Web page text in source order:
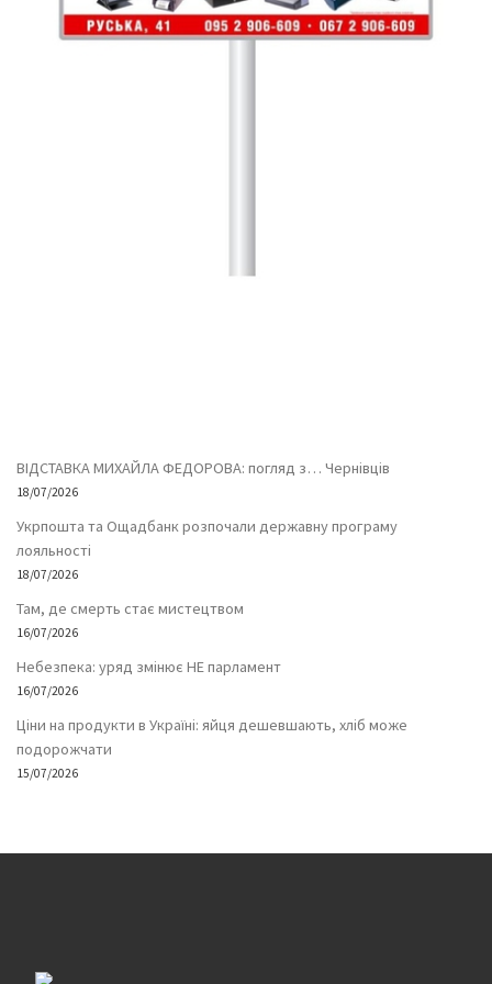
ВІДСТАВКА МИХАЙЛА ФЕДОРОВА: погляд з… Чернівців
18/07/2026
Укрпошта та Ощадбанк розпочали державну програму
лояльності
18/07/2026
Там, де смерть стає мистецтвом
16/07/2026
Небезпека: уряд змінює НЕ парламент
16/07/2026
Ціни на продукти в Україні: яйця дешевшають, хліб може
подорожчати
15/07/2026